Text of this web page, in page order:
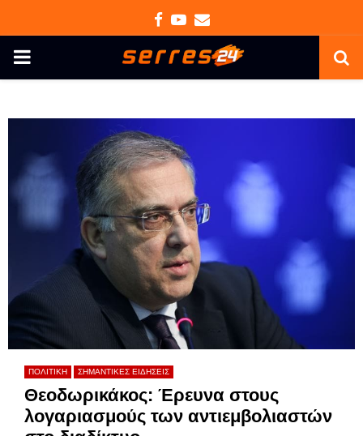
Facebook
Youtube
Email
PRIMARY
ΠΟΛΙΤΙΚΗ ΣΗΜΑΝΤΙΚΕΣ ΕΙΔΗΣΕΙΣ
Θεοδωρικάκος: Έρευνα στους
λογαριασμούς των αντιεμβολιαστών